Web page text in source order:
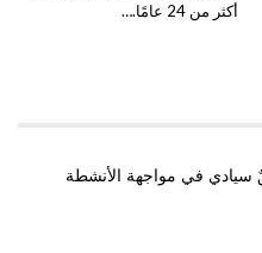
أكثر من 24 عامًا.…
سيادي في مواجهة الأنشطة